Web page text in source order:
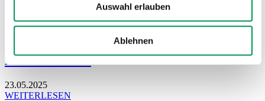
Auswahl erlauben
Ablehnen
Rückblick auf einen gelungenen
Branchentreff
23.05.2025
WEITERLESEN